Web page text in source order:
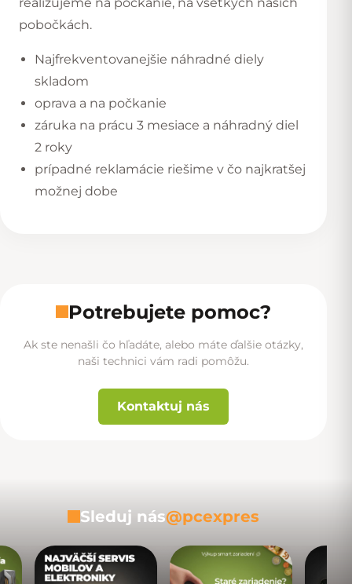
pobočkách.
Najfrekventovanejšie náhradné diely
skladom
oprava a na počkanie
záruka na prácu 3 mesiace a náhradný diel
2 roky
prípadné reklamácie riešime v čo najkratšej
možnej dobe
Potrebujete pomoc?
Ak ste nenašli čo hľadáte, alebo máte ďalšie otázky,
naši technici vám radi pomôžu.
Kontaktuj nás
Sleduj nás@pcexpres